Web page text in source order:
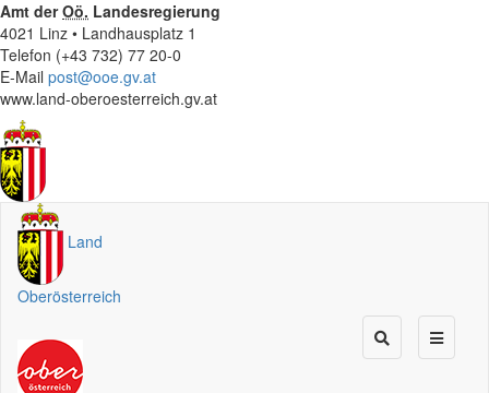
Amt derOö. Landesregierung
4021 Linz • Landhausplatz 1
Telefon (+43 732) 77 20-0
E-Mail post@ooe.gv.at
www.land-oberoesterreich.gv.at
Land
Oberösterreich